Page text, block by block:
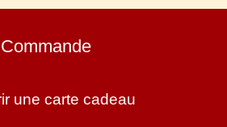
Commande
une carte cadeau